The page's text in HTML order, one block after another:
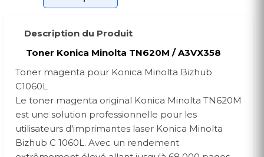
Description du Produit
Toner Konica Minolta TN620M / A3VX358
Toner magenta pour Konica Minolta Bizhub
C1060L
Le toner magenta original Konica Minolta TN620M
est une solution professionnelle pour les
utilisateurs d'imprimantes laser Konica Minolta
Bizhub C 1060L. Avec un rendement